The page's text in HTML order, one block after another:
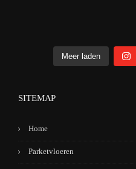
Meer laden
SITEMAP
Home
Parketvloeren